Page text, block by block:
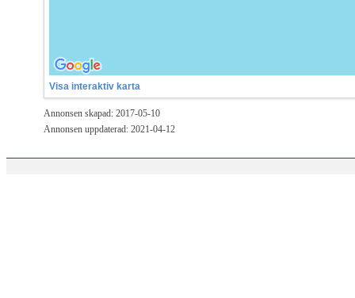
Visa interaktiv karta
Annonsen skapad: 2017-05-10
Annonsen uppdaterad: 2021-04-12